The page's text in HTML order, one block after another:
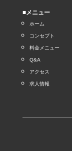
■メニュー
ホーム
コンセプト
料金メニュー
Q&A
アクセス
求人情報